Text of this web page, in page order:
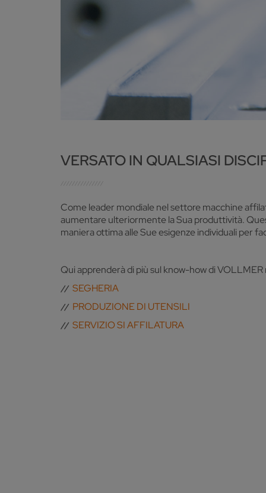
VERSATO IN QUALSIASI
Come leader mondiale nel settore macchine
aumentare ulteriormente la Sua produttività.
maniera ottima alle Sue esigenze individuali per
Qui apprenderà di più sul know-how di
SEGHERIA
PRODUZIONE DI UTENSILI
SERVIZIO SI AFFILATURA